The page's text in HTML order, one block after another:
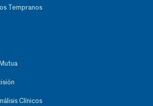
Tempranos
Clínicos